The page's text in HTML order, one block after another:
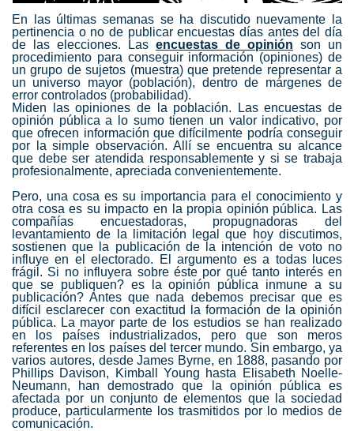
En las últimas semanas se ha discutido nuevamente la
pertinencia o no de publicar encuestas días antes del día
de las elecciones. Las encuestas de opinión son un
procedimiento para conseguir información (opiniones) de
un grupo de sujetos (muestra) que pretende representar a
un universo mayor (población), dentro de márgenes de
error controlados (probabilidad).
Miden las opiniones de la población. Las encuestas de
opinión pública a lo sumo tienen un valor indicativo, por
que ofrecen información que difícilmente podría conseguir
por la simple observación. Allí se encuentra su alcance
que debe ser atendida responsablemente y si se trabaja
profesionalmente, apreciada convenientemente.
Pero, una cosa es su importancia para el conocimiento y
otra cosa es su impacto en la propia opinión pública. Las
compañías encuestadoras, propugnadoras del
levantamiento de la limitación legal que hoy discutimos,
sostienen que la publicación de la intención de voto no
influye en el electorado. El argumento es a todas luces
frágil. Si no influyera sobre éste por qué tanto interés en
que se publiquen? es la opinión pública inmune a su
publicación? Antes que nada debemos precisar que es
difícil esclarecer con exactitud la formación de la opinión
pública. La mayor parte de los estudios se han realizado
en los países industrializados, pero que son meros
referentes en los países del tercer mundo. Sin embargo, ya
varios autores, desde James Byrne, en 1888, pasando por
Phillips Davison, Kimball Young hasta Elisabeth Noelle-
Neumann, han demostrado que la opinión pública es
afectada por un conjunto de elementos que la sociedad
produce, particularmente los trasmitidos por lo medios de
comunicación.